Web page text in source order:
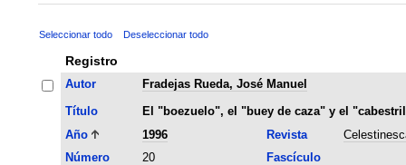
Seleccionar todo Deseleccionar todo
Registro
Autor
Fradejas Rueda, José Manuel
Título
El "boezuelo", el "buey de caza" y el
Año
1996 Revista
Número
20
Fascículo